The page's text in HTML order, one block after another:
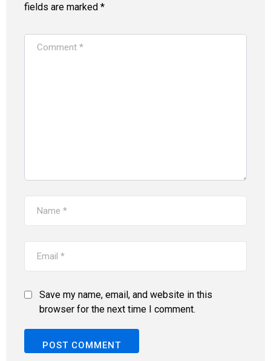
fields are marked *
Save my name, email, and website in this
browser for the next time I comment.